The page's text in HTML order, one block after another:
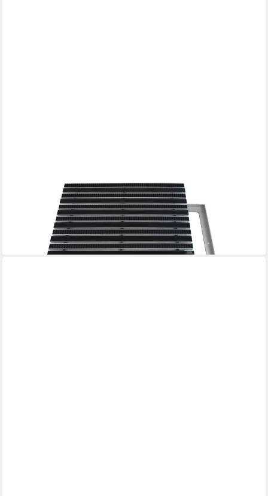
Fußmatte Eingangsmatte DIPLOMAT + Rahmen Aluminium,
Gummi + Bürsten Schwarz, rechteckig, Höhe: 25 mm, Größe:
750x500 mm, für Innen- und Außenbereich
ab 279,90 €
lieferbar - in 2-3 Werktagen bei dir